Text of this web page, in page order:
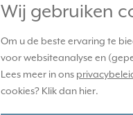
Wij gebruiken
Om u de beste ervaring te
voor websiteanalyse en
Lees meer in ons
cookies? Klik dan hier.